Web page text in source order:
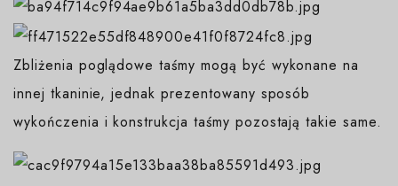
Zbliżenia poglądowe taśmy mogą być wykonane na
innej tkaninie, jednak prezentowany sposób
wykończenia i konstrukcja taśmy pozostają takie same.